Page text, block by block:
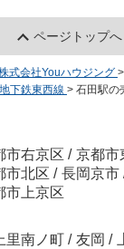
ページトップへ
式会社Youハウジング >
下鉄東西線 > 石田駅の
市右京区 / 京都市
市北区 / 長岡京市
市上京区
里南ノ町 / 友岡 /